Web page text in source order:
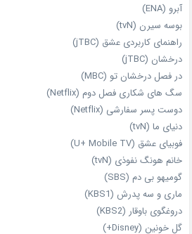
آبرو (ENA)
بوسه سیرن (tvN)
راهنمای کاربردی عشق (jTBC)
درخشان (jTBC)
در فصل درخشان تو (MBC)
سگ های شکاری فصل دوم (Netflix)
دوست‌ پسر سفارشی (Netflix)
دنیای ما (tvN)
فوبیای عشق (U+ Mobile TV)
خانم هونگ نفوذی (tvN)
گومیهو بی دم (SBS)
ماری و سه پدرش (KBS1)
دروغگوی باوقار (KBS2)
گل خونین (Disney+)